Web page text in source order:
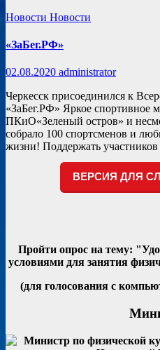
Новости Новости
«ЗаБег.РФ»
02.08.2020 administrator
Черкесск присоединился к
«ЗаБег.РФ» Яркое спортивное
ПКиО«Зеленый остров» и
собрало 100 спортсменов и
жизни! Поддержать
ВЕРСИЯ ДЛЯ
Пройти опрос на тему:
условиями для занятия
(для голосования с